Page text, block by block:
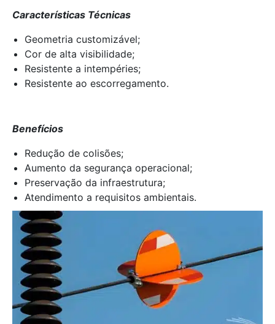
Características Técnicas
Geometria customizável;
Cor de alta visibilidade;
Resistente a intempéries;
Resistente ao escorregamento.
Benefícios
Redução de colisões;
Aumento da segurança operacional;
Preservação da infraestrutura;
Atendimento a requisitos ambientais.